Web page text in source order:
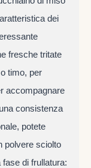
dei
fresche tritate
timo, per
accompagnare
consistenza
potete
polvere sciolto
fase di frullatura: